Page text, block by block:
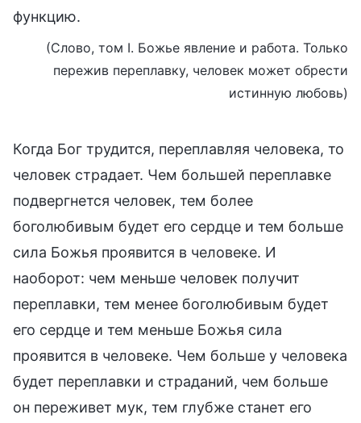
функцию.
(Слово, том I. Божье явление и работа. Только
пережив переплавку, человек может обрести
истинную любовь)
Когда Бог трудится, переплавляя человека, то
человек страдает. Чем большей переплавке
подвергнется человек, тем более
боголюбивым будет его сердце и тем больше
сила Божья проявится в человеке. И
наоборот: чем меньше человек получит
переплавки, тем менее боголюбивым будет
его сердце и тем меньше Божья сила
проявится в человеке. Чем больше у человека
будет переплавки и страданий, чем больше
он переживет мук, тем глубже станет его